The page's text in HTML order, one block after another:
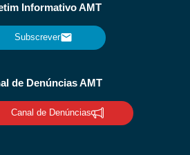
Informativo AMT
Subscrever
de Denúncias AMT
Canal de Denúncias